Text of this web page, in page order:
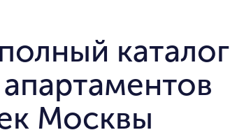
каталог
Москвы